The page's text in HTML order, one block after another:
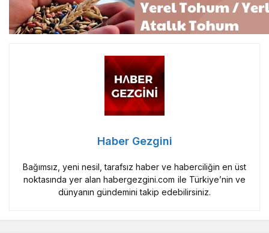
Haber Gezgini
Bağımsız, yeni nesil, tarafsız haber ve haberciliğin en üst
noktasında yer alan habergezgini.com ile Türkiye’nin ve
dünyanın gündemini takip edebilirsiniz.